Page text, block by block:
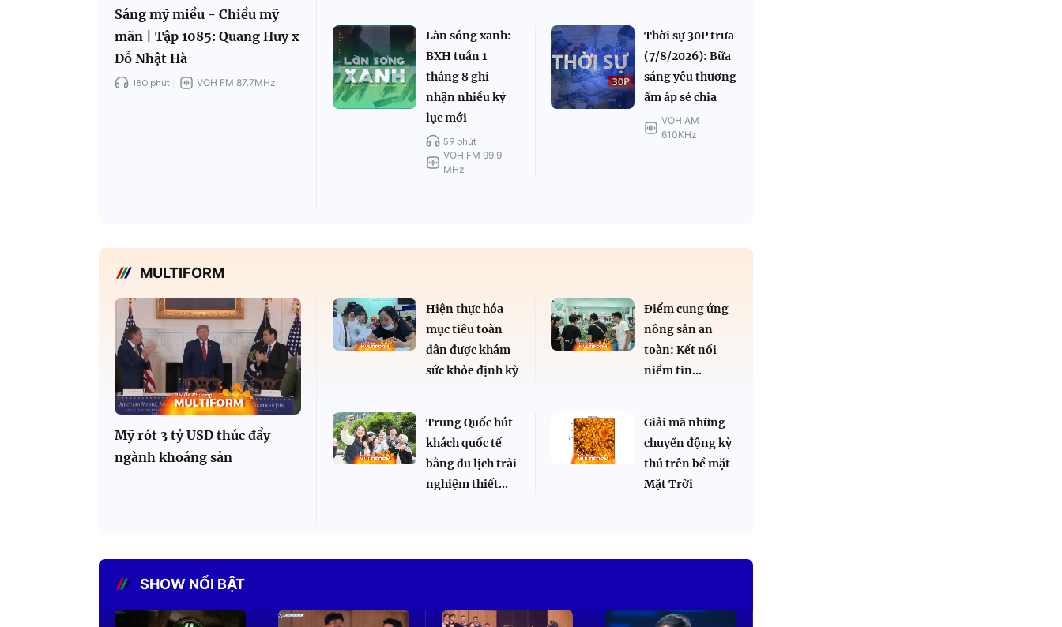
Sáng mỹ miều - Chiều mỹ
mãn | Tập 1085: Quang Huy x
Đỗ Nhật Hà
180 phút VOH FM 87.7MHz
Làn sóng xanh:
BXH tuần 1
tháng 8 ghi
nhận nhiều kỷ
lục mới
59 phút
VOH FM 99.9
MHz
Thời sự 30P trưa
(7/8/2026): Bữa
sáng yêu thương
ấm áp sẻ chia
VOH AM
610KHz
MULTIFORM
Mỹ rót 3 tỷ USD thúc đẩy
ngành khoáng sản
Hiện thực hóa
mục tiêu toàn
dân được khám
sức khỏe định kỳ
Điểm cung ứng
nông sản an
toàn: Kết nối
niềm tin...
Trung Quốc hút
khách quốc tế
bằng du lịch trải
nghiệm thiết...
Giải mã những
chuyển động kỳ
thú trên bề mặt
Mặt Trời
SHOW NỔI BẬT